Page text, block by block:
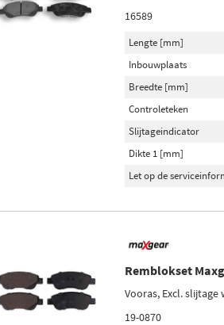
16589
Lengte [mm]
Inbouwplaats
Breedte [mm]
Controleteken
Slijtageindicator
Dikte 1 [mm]
Let op de
Remblokset
Vooras, Excl.
19-0870